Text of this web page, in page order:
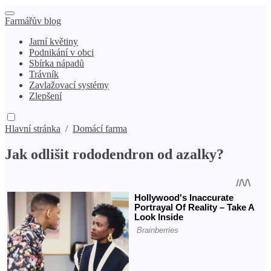
Farmářův blog
Jarní květiny
Podnikání v obci
Sbírka nápadů
Trávník
Zavlažovací systémy
Zlepšení
Hlavní stránka / Domácí farma
Jak odlišit rododendron od azalky?